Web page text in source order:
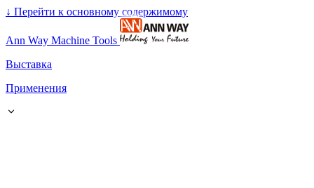
↓ Перейти к основному содержимому
Ann Way Machine Tools
Выставка
Применения